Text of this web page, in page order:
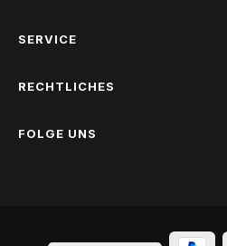
SERVICE
RECHTLICHES
FOLGE UNS